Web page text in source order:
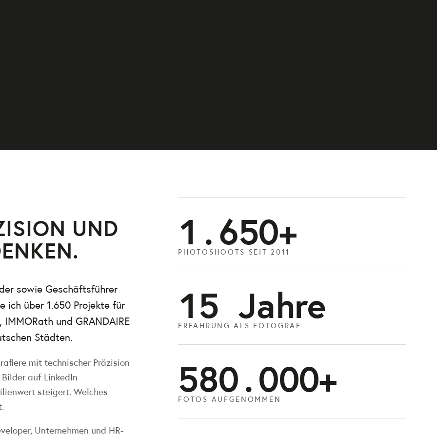
UND
sowie Geschäftsführer
ich über 1.650 Projekte für
und GRANDAIRE
Städten.
mit technischer Präzision
auf LinkedIn
steigert. Welches
Unternehmen und HR-
1.650+
PHOTOSHOOTS SEIT 2011
15 Jahre
ERFAHRUNG ALS FOTOGRAF
580.000+
FOTOS AUFGENOMMEN